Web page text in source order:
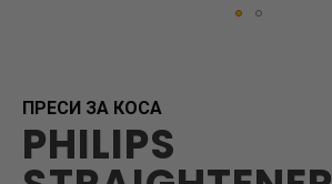
beginning
of
the
images
ПРЕСИ ЗА КОСА
PHILIPS